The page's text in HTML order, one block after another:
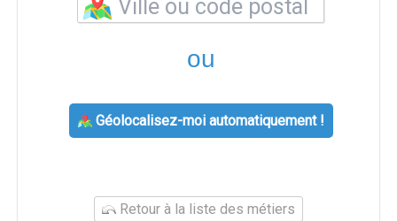
ou
Géolocalisez-moi automatiquement !
Retour à la liste des métiers